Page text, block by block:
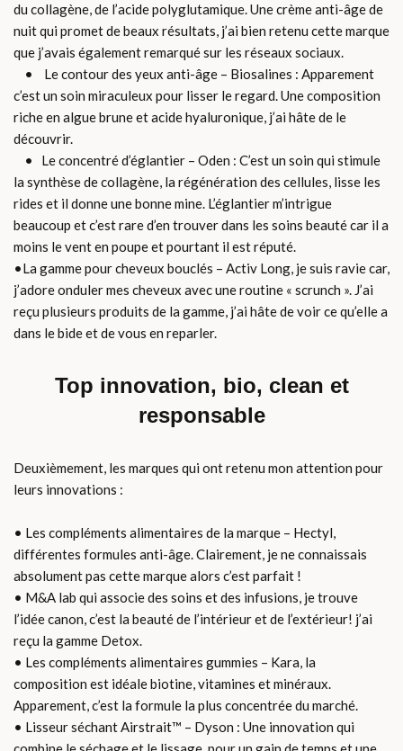
du collagène, de l’acide polyglutamique. Une crème anti-âge de
nuit qui promet de beaux résultats, j’ai bien retenu cette marque
que j’avais également remarqué sur les réseaux sociaux.
• Le contour des yeux anti-âge – Biosalines : Apparement
c’est un soin miraculeux pour lisser le regard. Une composition
riche en algue brune et acide hyaluronique, j’ai hâte de le
découvrir.
• Le concentré d’églantier – Oden : C’est un soin qui stimule
la synthèse de collagène, la régénération des cellules, lisse les
rides et il donne une bonne mine. L’églantier m’intrigue
beaucoup et c’est rare d’en trouver dans les soins beauté car il a
moins le vent en poupe et pourtant il est réputé.
•La gamme pour cheveux bouclés – Activ Long, je suis ravie car,
j’adore onduler mes cheveux avec une routine « scrunch ». J’ai
reçu plusieurs produits de la gamme, j’ai hâte de voir ce qu’elle a
dans le bide et de vous en reparler.
Top innovation, bio, clean et
responsable
Deuxièmement, les marques qui ont retenu mon attention pour
leurs innovations :
• Les compléments alimentaires de la marque – Hectyl,
différentes formules anti-âge. Clairement, je ne connaissais
absolument pas cette marque alors c’est parfait !
• M&A lab qui associe des soins et des infusions, je trouve
l’idée canon, c’est la beauté de l’intérieur et de l’extérieur! j’ai
reçu la gamme Detox.
• Les compléments alimentaires gummies – Kara, la
composition est idéale biotine, vitamines et minéraux.
Apparement, c’est la formule la plus concentrée du marché.
• Lisseur séchant Airstrait™ – Dyson : Une innovation qui